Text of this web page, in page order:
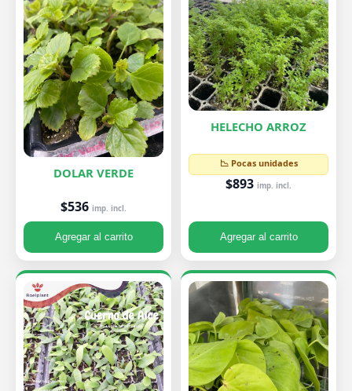
DOLAR VERDE
$536 imp. incl.
Agregar al carrito
HELECHO ARROZ
📉 Pocas unidades
$893 imp. incl.
Agregar al carrito